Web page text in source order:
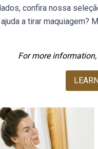
confira nossa
a tirar maquiagem?
For more